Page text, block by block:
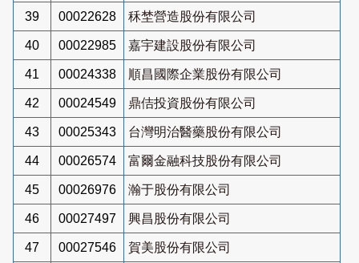
39 00022628 秝埜營造股份有限公司
40 00022985 嘉宇建設股份有限公司
41 00024338 順昌國際企業股份有限公司
42 00024549 鼎佶投資股份有限公司
43 00025343 台灣明治醫藥股份有限公司
44 00026574 富爾金融科技股份有限公司
45 00026976 瀚于股份有限公司
46 00027497 興昌股份有限公司
47 00027546 賀美股份有限公司